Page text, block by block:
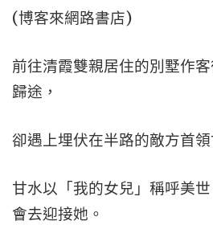
(博客來網路書店)
前往清霞雙親居住的別墅作
歸途，
卻遇上埋伏在半路的敵方首領
甘水以「我的女兒」稱呼美
會去迎接她。